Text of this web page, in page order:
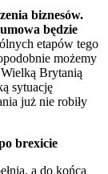
biznesów.
będzie
etapów tego
możemy
Brytanią
sytuację
już nie robiły
brexicie
a do końca